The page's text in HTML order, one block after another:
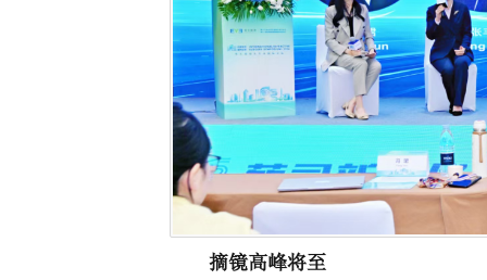
摘镜高峰将至